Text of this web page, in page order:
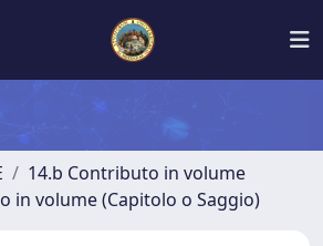
14.b Contributo in volume
in volume (Capitolo o Saggio)